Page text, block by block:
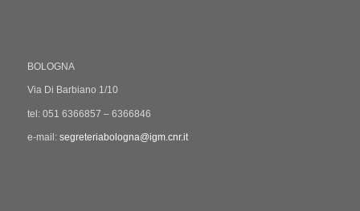
BOLOGNA
Via Di Barbiano 1/10
tel: 051 6366857 – 6366846
e-mail: segreteriabologna@igm.cnr.it